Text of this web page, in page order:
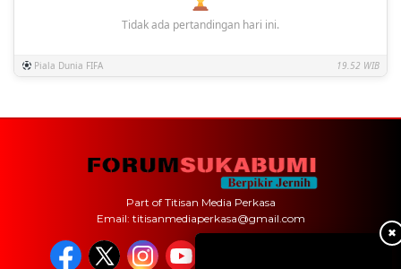
Tidak ada pertandingan hari ini.
Piala Dunia FIFA 19.52 WIB
✖
Part of Titisan Media Perkasa
Email: titisanmediaperkasa@gmail.com